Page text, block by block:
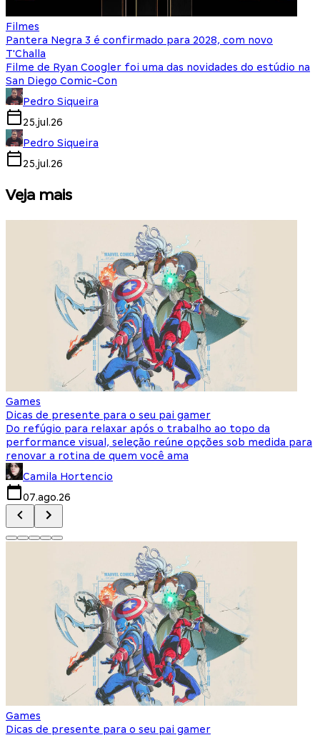
Filmes
Pantera Negra 3 é confirmado para 2028, com novo
T'Challa
Filme de Ryan Coogler foi uma das novidades do estúdio na
San Diego Comic-Con
Pedro Siqueira
25.jul.26
Pedro Siqueira
25.jul.26
Veja mais
Games
Dicas de presente para o seu pai gamer
Do refúgio para relaxar após o trabalho ao topo da
performance visual, seleção reúne opções sob medida para
renovar a rotina de quem você ama
Camila Hortencio
07.ago.26
Games
Dicas de presente para o seu pai gamer